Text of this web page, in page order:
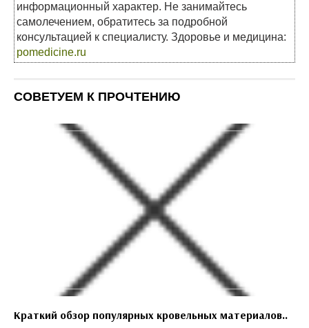
информационный характер. Не занимайтесь
самолечением, обратитесь за подробной
консультацией к специалисту. Здоровье и медицина:
pomedicine.ru
СОВЕТУЕМ К ПРОЧТЕНИЮ
Краткий обзор популярных кровельных материалов..